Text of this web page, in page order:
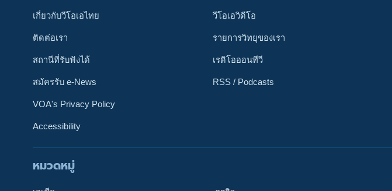
ติดตามเรา
เกี่ยวกับวีโอเอไทย
ติดต่อเรา
สถานีที่รับฟังได้
สมัครรับ e-News
VOA's Privacy Policy
Accessibility
วีโอเอวิดีโอ
รายการวิทยุของเรา
เรดิโอออนทีวี
RSS / Podcasts
หมวดหมู่